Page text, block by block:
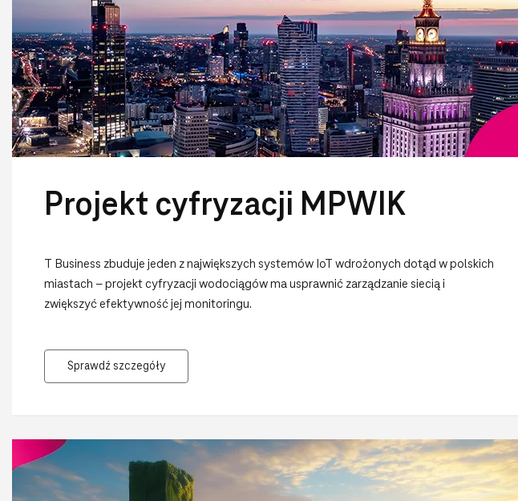
Projekt cyfryzacji MPWIK
T Business zbuduje jeden z największych systemów IoT wdrożonych dotąd w polskich
miastach – projekt cyfryzacji wodociągów ma usprawnić zarządzanie siecią i
zwiększyć efektywność jej monitoringu.
Sprawdź szczegóły